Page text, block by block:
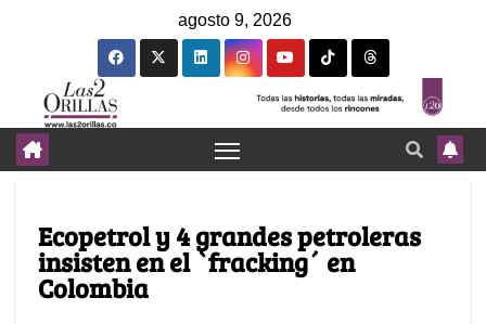
agosto 9, 2026
Ecopetrol y 4 grandes petroleras
insisten en el `fracking´ en
Colombia